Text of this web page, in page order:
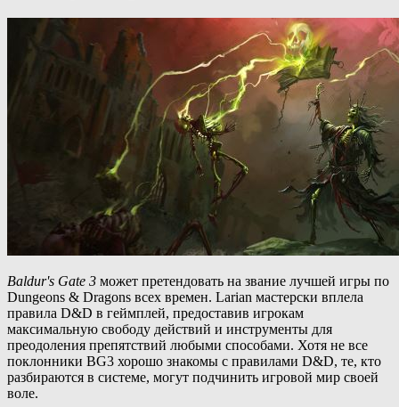
Baldur's Gate 3 может претендовать на звание лучшей игры по
Dungeons & Dragons всех времен. Larian мастерски вплела
правила D&D в геймплей, предоставив игрокам
максимальную свободу действий и инструменты для
преодоления препятствий любыми способами. Хотя не все
поклонники BG3 хорошо знакомы с правилами D&D, те, кто
разбираются в системе, могут подчинить игровой мир своей
воле.